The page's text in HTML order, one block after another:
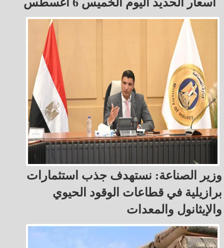
وزير الصناعة: نستهدف جذب استثمارات
برازيلية في قطاعات الوقود الحيوي
والإيثانول والمعدات